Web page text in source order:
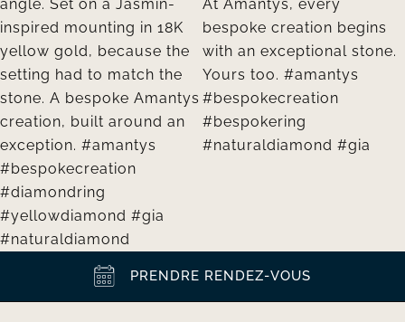
PRENDRE RENDEZ-VOUS